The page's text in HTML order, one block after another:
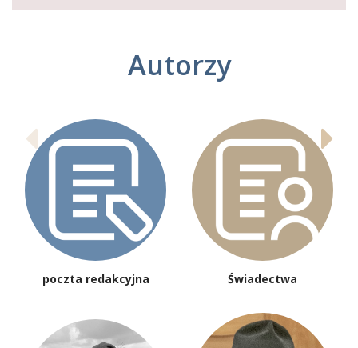
Autorzy
poczta redakcyjna Świadectwa